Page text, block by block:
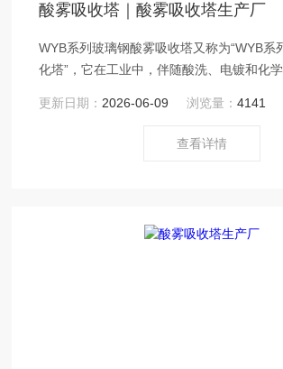
酸雾吸收塔｜酸雾吸收塔生产厂
WYB系列玻璃钢酸雾吸收塔又称为“WYB系
化塔”，它在工业中，伴随酸洗、电镀和化学
净化塔是净化含酸气体的好设备。
更新日期： 2026-06-09 浏览量：4141
查看详情